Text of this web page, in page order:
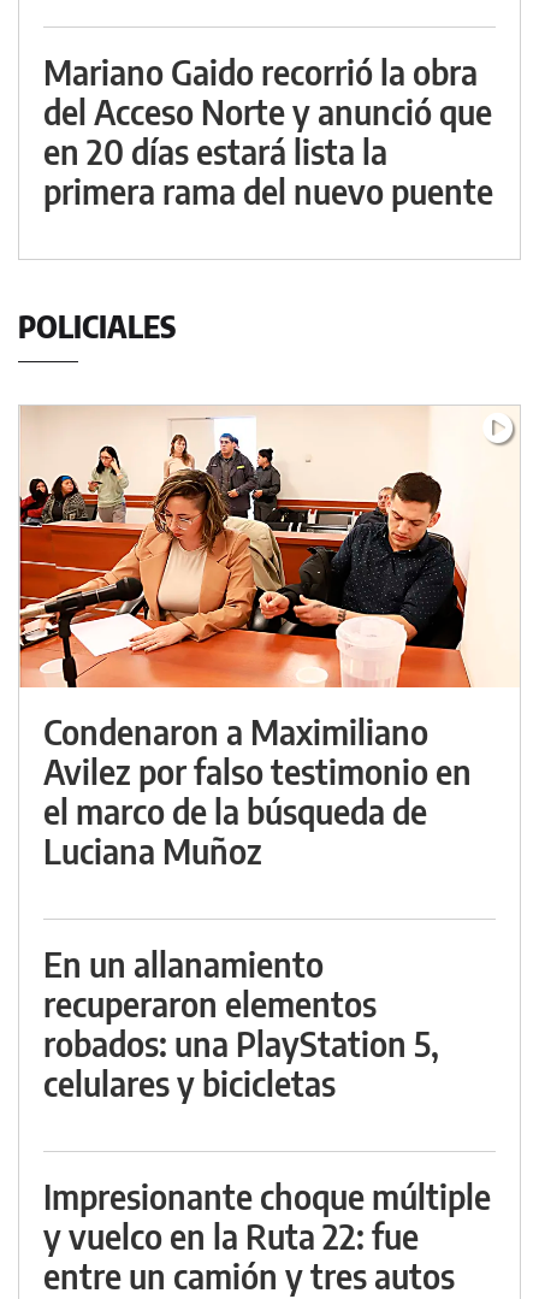
Mariano Gaido recorrió la obra
del Acceso Norte y anunció que
en 20 días estará lista la
primera rama del nuevo puente
POLICIALES
Condenaron a Maximiliano
Avilez por falso testimonio en
el marco de la búsqueda de
Luciana Muñoz
En un allanamiento
recuperaron elementos
robados: una PlayStation 5,
celulares y bicicletas
Impresionante choque múltiple
y vuelco en la Ruta 22: fue
entre un camión y tres autos